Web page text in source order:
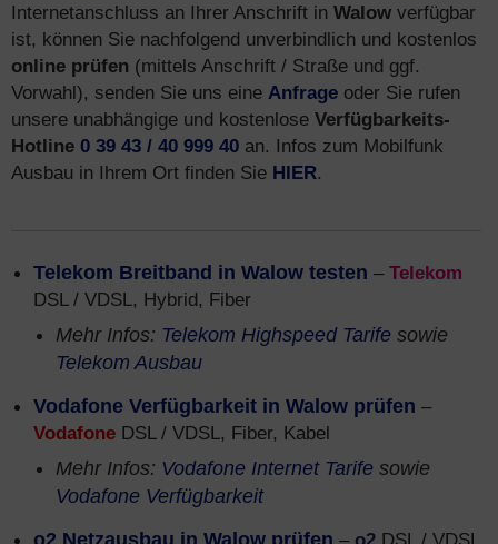
Internetanschluss an Ihrer Anschrift in Walow verfügbar
ist, können Sie nachfolgend unverbindlich und kostenlos
online prüfen (mittels Anschrift / Straße und ggf.
Vorwahl), senden Sie uns eine Anfrage oder Sie rufen
unsere unabhängige und kostenlose Verfügbarkeits-
Hotline 0 39 43 / 40 999 40 an. Infos zum Mobilfunk
Ausbau in Ihrem Ort finden Sie HIER.
Telekom Breitband in Walow testen – Telekom
DSL / VDSL, Hybrid, Fiber
Mehr Infos: Telekom Highspeed Tarife sowie
Telekom Ausbau
Vodafone Verfügbarkeit in Walow prüfen –
Vodafone DSL / VDSL, Fiber, Kabel
Mehr Infos: Vodafone Internet Tarife sowie
Vodafone Verfügbarkeit
o2 Netzausbau in Walow prüfen – o2 DSL / VDSL